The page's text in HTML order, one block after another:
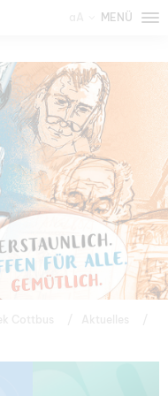
MENÜ